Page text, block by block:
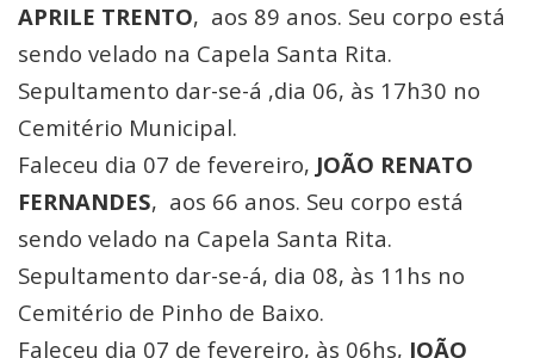
APRILE TRENTO, aos 89 anos. Seu corpo está
sendo velado na Capela Santa Rita.
Sepultamento dar-se-á ,dia 06, às 17h30 no
Cemitério Municipal.
Faleceu dia 07 de fevereiro, JOÃO RENATO
FERNANDES, aos 66 anos. Seu corpo está
sendo velado na Capela Santa Rita.
Sepultamento dar-se-á, dia 08, às 11hs no
Cemitério de Pinho de Baixo.
Faleceu dia 07 de fevereiro, às 06hs, JOÃO